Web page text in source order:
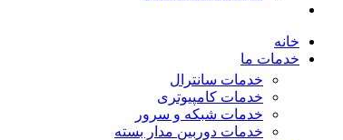
خانه
خدمات ما
خدمات سانترال
خدمات کامپیوتری
خدمات شبکه و سرور
خدمات دوربین مدار بسته